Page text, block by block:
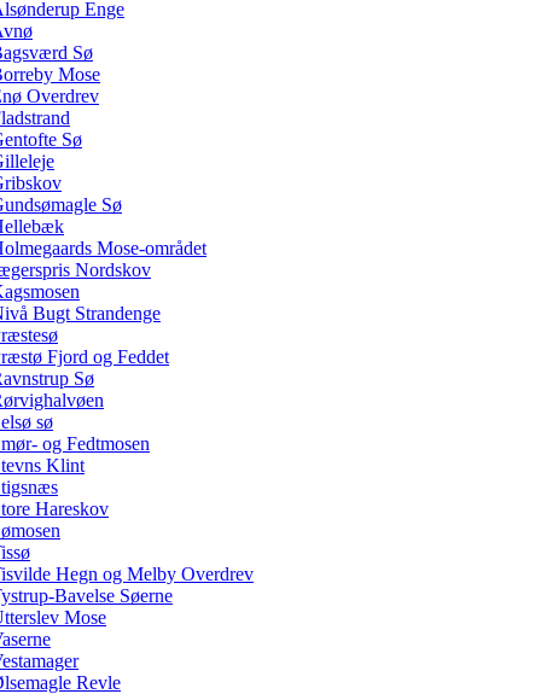
Enge
Sø
Mose
Overdrev
Sø
Sø
Mose-området
Nordskov
Bugt Strandenge
Fjord og Feddet
Sø
sø
og Fedtmosen
Klint
Hareskov
Hegn og Melby Overdrev
Bavelse Søerne
Mose
Revle